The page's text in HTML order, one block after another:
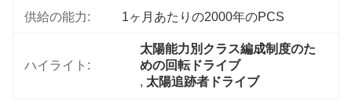
供給の能力: 1ヶ月あたりの2000年のPCS
ハイライト:
太陽能力別クラス編成制度のた
めの回転ドライブ
, 太陽追跡者ドライブ